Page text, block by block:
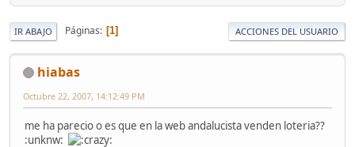
IR ABAJO Páginas 1 ACCIONES DEL USUARIO
hiabas
Octubre 22, 2007, 14:12:49 PM
me ha parecio o es que en la web andalucista venden loteria??
:unknw: